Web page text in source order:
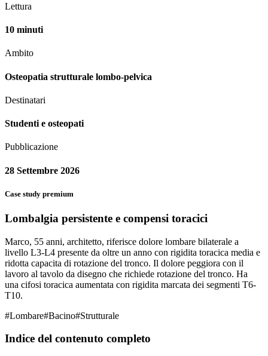
Lettura
10 minuti
Ambito
Osteopatia strutturale lombo-pelvica
Destinatari
Studenti e osteopati
Pubblicazione
28 Settembre 2026
Case study premium
Lombalgia persistente e compensi toracici
Marco, 55 anni, architetto, riferisce dolore lombare bilaterale a
livello L3-L4 presente da oltre un anno con rigidita toracica media e
ridotta capacita di rotazione del tronco. Il dolore peggiora con il
lavoro al tavolo da disegno che richiede rotazione del tronco. Ha
una cifosi toracica aumentata con rigidita marcata dei segmenti T6-
T10.
#Lombare#Bacino#Strutturale
Indice del contenuto completo